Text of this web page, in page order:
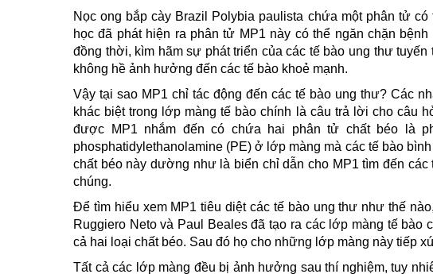
Nọc ong bắp cày Brazil Polybia paulista chứa một phân tử có
học đã phát hiện ra phân tử MP1 này có thể ngăn chặn bệnh
đồng thời, kìm hãm sự phát triển của các tế bào ung thư tuyến
không hề ảnh hưởng đến các tế bào khoẻ mạnh.
Vậy tại sao MP1 chỉ tác động đến các tế bào ung thư? Các
khác biệt trong lớp màng tế bào chính là câu trả lời cho câu
được MP1 nhắm đến có chứa hai phân tử chất béo là
phosphatidylethanolamine (PE) ở lớp màng mà các tế bào
chất béo này dường như là biển chỉ dẫn cho MP1 tìm đến các
chúng.
Để tìm hiểu xem MP1 tiêu diệt các tế bào ung thư như thế
Ruggiero Neto và Paul Beales đã tạo ra các lớp màng tế bào
cả hai loại chất béo. Sau đó họ cho những lớp màng này tiếp
Tất cả các lớp màng đều bị ảnh hưởng sau thí nghiệm, tuy